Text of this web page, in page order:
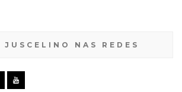
JUSCELINO NAS REDES